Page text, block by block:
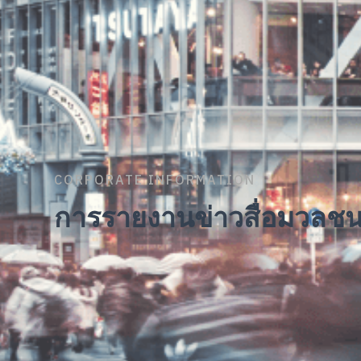
CORPORATE INFORMATION
การรายงานข่าวสื่อมวลช